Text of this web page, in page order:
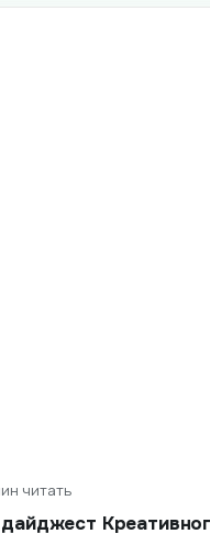
читать